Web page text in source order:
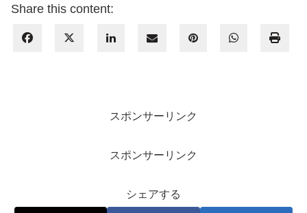
Share this content:
スポンサーリンク
スポンサーリンク
シェアする